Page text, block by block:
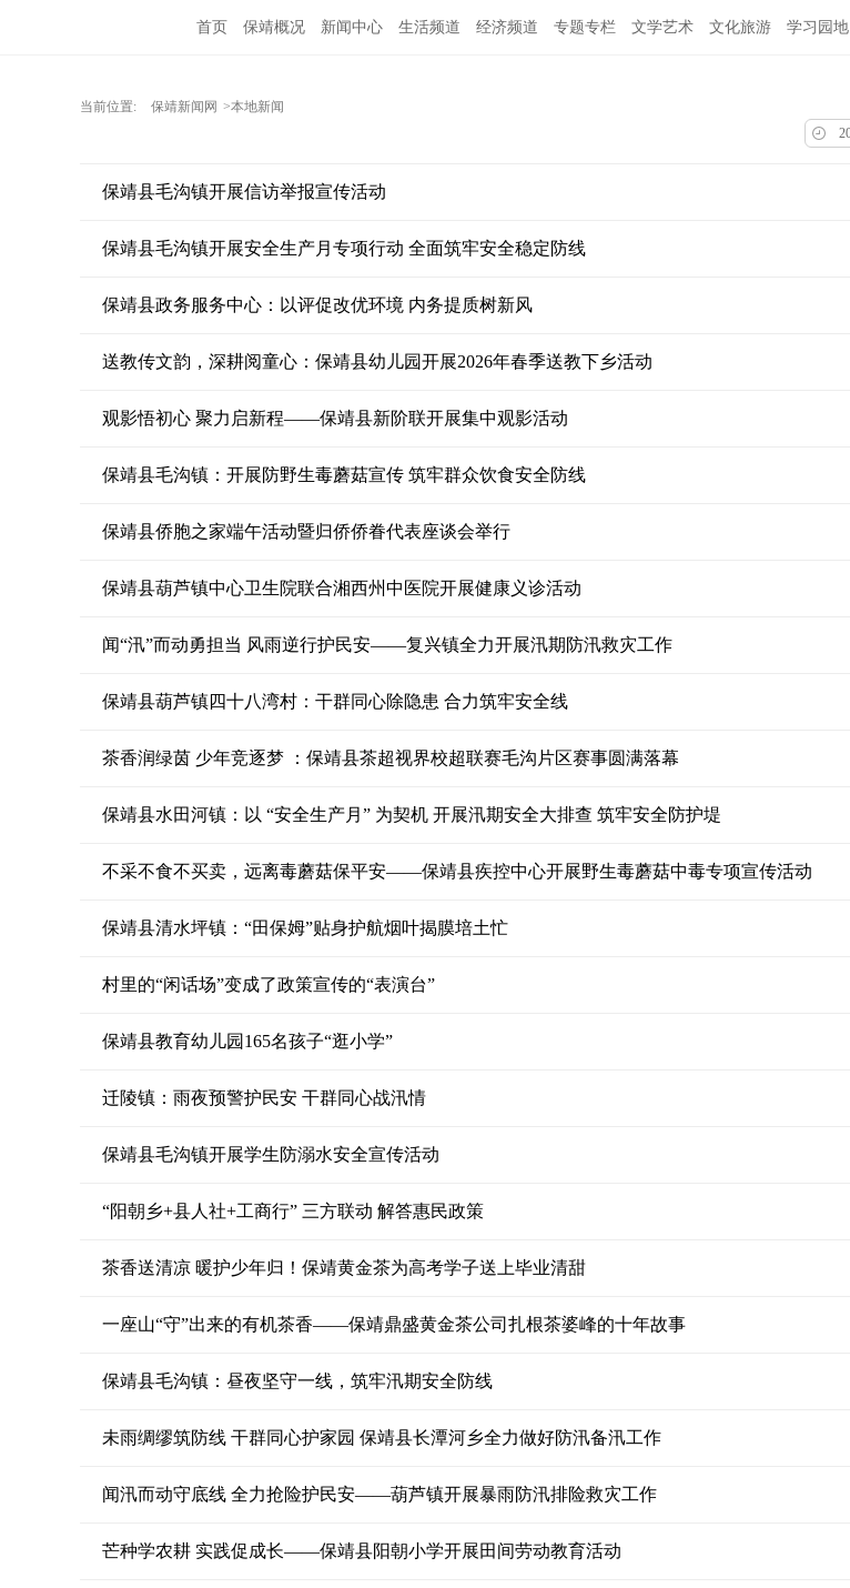
首页 保靖概况 新闻中心 生活频道 经济频道 专题专栏 文学艺术 文化旅游 学习园地
当前位置: 保靖新闻网 >本地新闻
保靖县毛沟镇开展信访举报宣传活动
保靖县毛沟镇开展安全生产月专项行动 全面筑牢安全稳定防线
保靖县政务服务中心：以评促改优环境 内务提质树新风
送教传文韵，深耕阅童心：保靖县幼儿园开展2026年春季送教下乡活动
观影悟初心 聚力启新程——保靖县新阶联开展集中观影活动
保靖县毛沟镇：开展防野生毒蘑菇宣传 筑牢群众饮食安全防线
保靖县侨胞之家端午活动暨归侨侨眷代表座谈会举行
保靖县葫芦镇中心卫生院联合湘西州中医院开展健康义诊活动
闻“汛”而动勇担当 风雨逆行护民安——复兴镇全力开展汛期防汛救灾工作
保靖县葫芦镇四十八湾村：干群同心除隐患 合力筑牢安全线
茶香润绿茵 少年竞逐梦 ：保靖县茶超视界校超联赛毛沟片区赛事圆满落幕
保靖县水田河镇：以 “安全生产月” 为契机 开展汛期安全大排查 筑牢安全防护堤
不采不食不买卖，远离毒蘑菇保平安——保靖县疾控中心开展野生毒蘑菇中毒专项宣传活动
保靖县清水坪镇：“田保姆”贴身护航烟叶揭膜培土忙
村里的“闲话场”变成了政策宣传的“表演台”
保靖县教育幼儿园165名孩子“逛小学”
迁陵镇：雨夜预警护民安 干群同心战汛情
保靖县毛沟镇开展学生防溺水安全宣传活动
“阳朝乡+县人社+工商行” 三方联动 解答惠民政策
茶香送清凉 暖护少年归！保靖黄金茶为高考学子送上毕业清甜
一座山“守”出来的有机茶香——保靖鼎盛黄金茶公司扎根茶婆峰的十年故事
保靖县毛沟镇：昼夜坚守一线，筑牢汛期安全防线
未雨绸缪筑防线 干群同心护家园 保靖县长潭河乡全力做好防汛备汛工作
闻汛而动守底线 全力抢险护民安——葫芦镇开展暴雨防汛排险救灾工作
芒种学农耕 实践促成长——保靖县阳朝小学开展田间劳动教育活动